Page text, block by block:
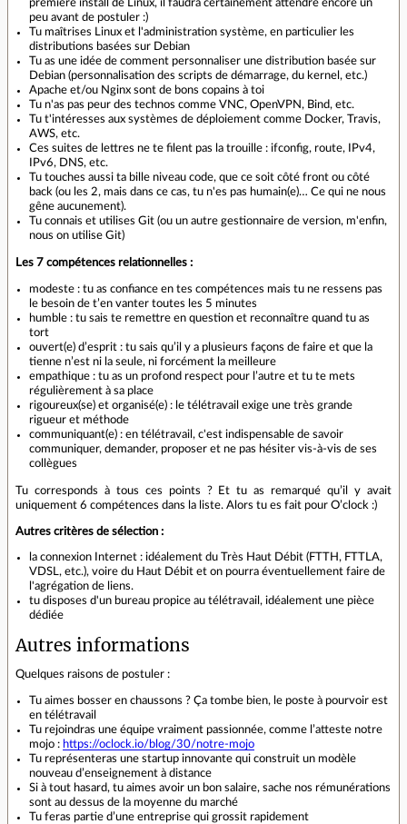
première install de Linux, il faudra certainement attendre encore un
peu avant de postuler :)
Tu maîtrises Linux et l'administration système, en particulier les
distributions basées sur Debian
Tu as une idée de comment personnaliser une distribution basée sur
Debian (personnalisation des scripts de démarrage, du kernel, etc.)
Apache et/ou Nginx sont de bons copains à toi
Tu n'as pas peur des technos comme VNC, OpenVPN, Bind, etc.
Tu t'intéresses aux systèmes de déploiement comme Docker, Travis,
AWS, etc.
Ces suites de lettres ne te filent pas la trouille : ifconfig, route, IPv4,
IPv6, DNS, etc.
Tu touches aussi ta bille niveau code, que ce soit côté front ou côté
back (ou les 2, mais dans ce cas, tu n'es pas humain(e)… Ce qui ne nous
gêne aucunement).
Tu connais et utilises Git (ou un autre gestionnaire de version, m'enfin,
nous on utilise Git)
Les 7 compétences relationnelles :
modeste : tu as confiance en tes compétences mais tu ne ressens pas
le besoin de t’en vanter toutes les 5 minutes
humble : tu sais te remettre en question et reconnaître quand tu as
tort
ouvert(e) d’esprit : tu sais qu’il y a plusieurs façons de faire et que la
tienne n’est ni la seule, ni forcément la meilleure
empathique : tu as un profond respect pour l’autre et tu te mets
régulièrement à sa place
rigoureux(se) et organisé(e) : le télétravail exige une très grande
rigueur et méthode
communiquant(e) : en télétravail, c'est indispensable de savoir
communiquer, demander, proposer et ne pas hésiter vis-à-vis de ses
collègues
Tu corresponds à tous ces points ? Et tu as remarqué qu’il y avait
uniquement 6 compétences dans la liste. Alors tu es fait pour O’clock :)
Autres critères de sélection :
la connexion Internet : idéalement du Très Haut Débit (FTTH, FTTLA,
VDSL, etc.), voire du Haut Débit et on pourra éventuellement faire de
l'agrégation de liens.
tu disposes d'un bureau propice au télétravail, idéalement une pièce
dédiée
Autres informations
Quelques raisons de postuler :
Tu aimes bosser en chaussons ? Ça tombe bien, le poste à pourvoir est
en télétravail
Tu rejoindras une équipe vraiment passionnée, comme l’atteste notre
mojo : https://oclock.io/blog/30/notre-mojo
Tu représenteras une startup innovante qui construit un modèle
nouveau d’enseignement à distance
Si à tout hasard, tu aimes avoir un bon salaire, sache nos rémunérations
sont au dessus de la moyenne du marché
Tu feras partie d’une entreprise qui grossit rapidement